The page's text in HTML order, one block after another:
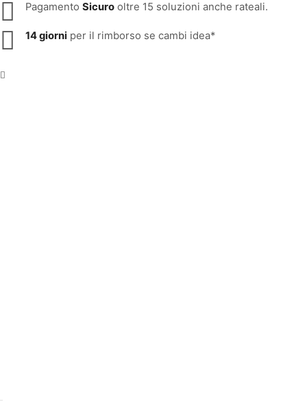
Pagamento Sicuro oltre 15 soluzioni anche rateali.
14 giorni per il rimborso se cambi idea*